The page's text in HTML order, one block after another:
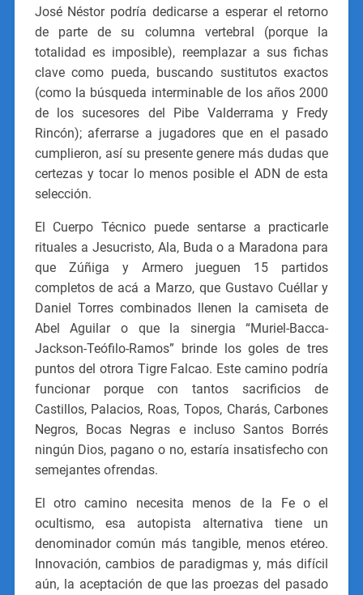
José Néstor podría dedicarse a esperar el retorno
de parte de su columna vertebral (porque la
totalidad es imposible), reemplazar a sus fichas
clave como pueda, buscando sustitutos exactos
(como la búsqueda interminable de los años 2000
de los sucesores del Pibe Valderrama y Fredy
Rincón); aferrarse a jugadores que en el pasado
cumplieron, así su presente genere más dudas que
certezas y tocar lo menos posible el ADN de esta
selección.
El Cuerpo Técnico puede sentarse a practicarle
rituales a Jesucristo, Ala, Buda o a Maradona para
que Zúñiga y Armero jueguen 15 partidos
completos de acá a Marzo, que Gustavo Cuéllar y
Daniel Torres combinados llenen la camiseta de
Abel Aguilar o que la sinergia “Muriel-Bacca-
Jackson-Teófilo-Ramos” brinde los goles de tres
puntos del otrora Tigre Falcao. Este camino podría
funcionar porque con tantos sacrificios de
Castillos, Palacios, Roas, Topos, Charás, Carbones
Negros, Bocas Negras e incluso Santos Borrés
ningún Dios, pagano o no, estaría insatisfecho con
semejantes ofrendas.
El otro camino necesita menos de la Fe o el
ocultismo, esa autopista alternativa tiene un
denominador común más tangible, menos etéreo.
Innovación, cambios de paradigmas y, más difícil
aún, la aceptación de que las proezas del pasado